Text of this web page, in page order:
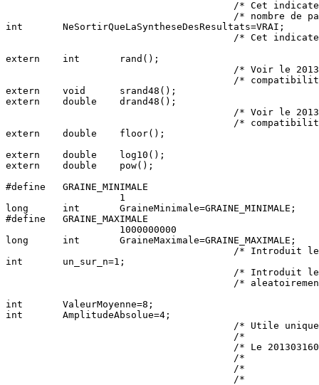
/* Cet
/* nombre de
int       NeSortirQueLaSyntheseDesResultats=VRAI;
/* Cet
extern    int       rand();
/* Voir le
/*
extern    void      srand48();
extern    double    drand48();
/* Voir le